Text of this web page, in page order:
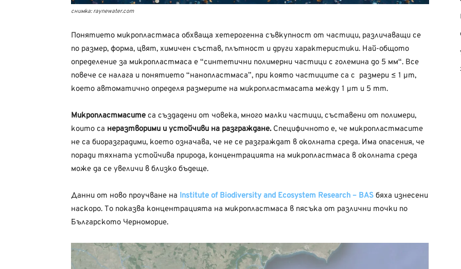
снимка: raynewater.com
Понятието микропластмаса обхваща хетерогенна съвкупност от частици, различаващи се
по размер, форма, цвят, химичен състав, плътност и други характеристики. Най-общото
определение за микропластмаса е “синтетични полимерни частици с големина до 5 мм“. Все
повече се налага и понятието “нанопластмаса”, при която частиците са с размери ≤ 1 μm,
което автоматично определя размерите на микропластмасата между 1 μm и 5 mm.
Микропластмасите са създадени от човека, много малки частици, съставени от полимери,
които са неразтворими и устойчиви на разграждане.Специфичното е, че микропластмасите
не са биоразградими, което означава, че не се разграждат в околната среда. Има опасения, че
поради тяхната устойчива природа, концентрацията на микропластмаса в околната среда
може да се увеличи в близко бъдеще.
Данни от ново проучване на Institute of Biodiversity and Ecosystem Research – BAS бяха изнесени
наскоро. То показва концентрацията на микропластмаса в пясъка от различни точки по
Българското Черноморие.